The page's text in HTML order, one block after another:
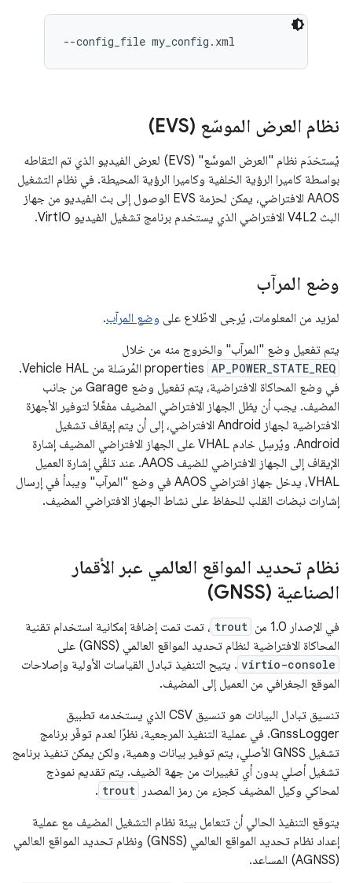
نظام العرض الموسّع (EVS)
يُستخدَم نظام "العرض الموسَّع" (EVS) لعرض الفيديو الذي تم التقاطه
بواسطة كاميرا الرؤية الخلفية وكاميرا الرؤية المحيطة. في نظام التشغيل
AAOS الافتراضي، يمكن لحزمة EVS الوصول إلى بث الفيديو من جهاز
البث V4L2 الافتراضي الذي يستخدم برنامج تشغيل الفيديو VirtIO.
وضع المرآب
لمزيد من المعلومات، يُرجى الاطّلاع على وضع المرآب.
يتم تفعيل وضع "المرآب" والخروج منه من خلال
AP_POWER_STATE_REQ
properties المُرسَلة من Vehicle HAL.
في وضع المحاكاة الافتراضية، يتم تفعيل وضع Garage من جانب
المضيف. يجب أن يظل الجهاز الافتراضي المضيف مفعَّلاً لتوفير الأجهزة
الافتراضية لجهاز Android الافتراضي، إلى أن يتم إيقاف تشغيل
Android. ويُرسِل خادم VHAL على الجهاز الافتراضي المضيف إشارة
الإيقاف إلى الجهاز الافتراضي للضيف AAOS. عند تلقّي إشارة العميل
VHAL، يدخل جهاز افتراضي AAOS في وضع "المرآب" ويبدأ في إرسال
إشارات نبضات القلب للحفاظ على نشاط الجهاز الافتراضي المضيف.
نظام تحديد المواقع العالمي عبر الأقمار
الصناعية (GNSS)
في الإصدار 1.0 من trout ، تمت تمت إضافة إمكانية استخدام تقنية
المحاكاة الافتراضية لنظام تحديد المواقع العالمي (GNSS) على
virtio-console . يتيح التنفيذ تبادل القياسات الأولية وإصلاحات
الموقع الجغرافي من العميل إلى المضيف.
تنسيق تبادل البيانات هو تنسيق CSV الذي يستخدمه تطبيق
GnssLogger. في عملية التنفيذ المرجعية، نظرًا لعدم توفّر برنامج
تشغيل GNSS الأصلي، يتم توفير بيانات وهمية، ولكن يمكن تنفيذ برنامج
تشغيل أصلي بدون أي تغييرات من جهة الضيف. يتم تقديم نموذج
لمحاكي وكيل المضيف كجزء من رمز المصدر
trout
.
يتوقع التنفيذ الحالي أن تتعامل بيئة نظام التشغيل المضيف مع عملية
إعداد نظام تحديد المواقع العالمي (GNSS) ونظام تحديد المواقع العالمي
(AGNSS) المساعد.